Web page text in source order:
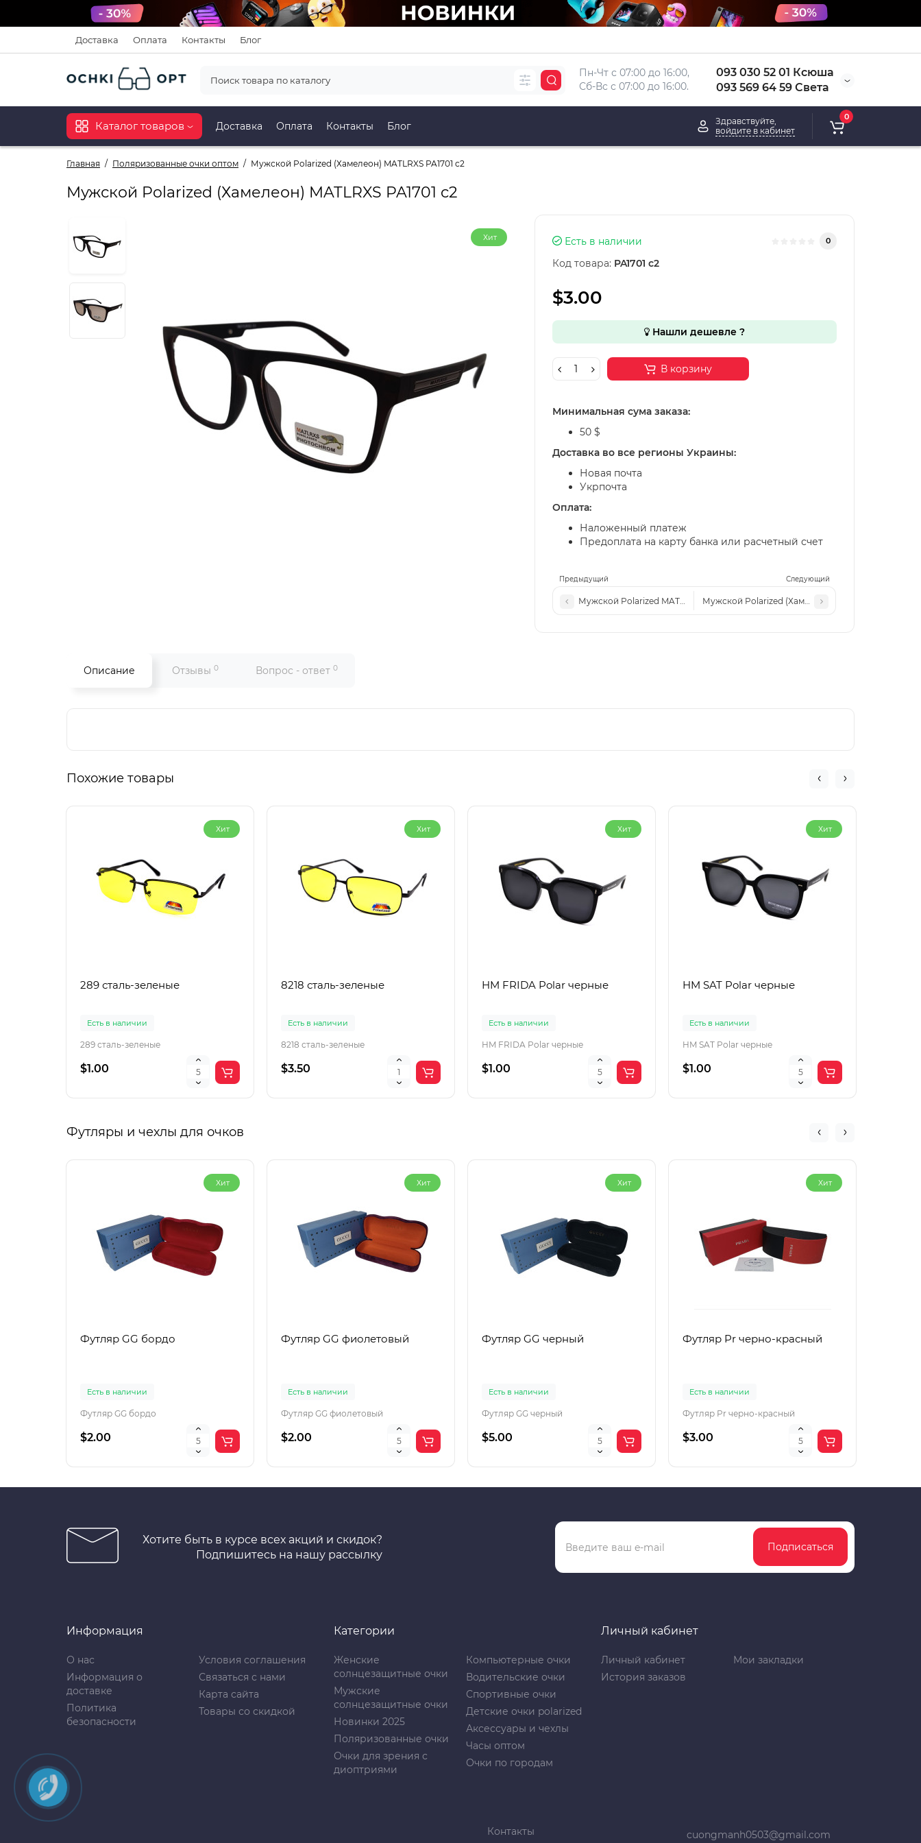
Доставка Оплата Контакты Блог
Пн-Чт с 07:00 до 16:00,
Сб-Вс с 07:00 до 16:00.
093 030 52 01 Ксюша
093 569 64 59 Света
Каталог товаров Доставка Оплата Контакты Блог
Здравствуйте,
войдите в кабинет
0
Главная Поляризованные очки оптом Мужской Polarized (Хамелеон) MATLRXS PA1701 c2
Мужской Polarized (Хамелеон) MATLRXS PA1701 c2
Хит
Предыдущий Следующий
Мужской Polarized MATLRXS PA1701 c3Мужской Polarized (Хамелеон) MATLRXS PA1701 c1
Есть в наличии 0
Код товара: PA1701 c2
$3.00
Нашли дешевле ?
В корзину
Минимальная сума заказа:
50 $
Доставка во все регионы Украины:
Новая почта
Укрпочта
Оплата:
Наложенный платеж
Предоплата на карту банка или расчетный счет
Описание Отзывы 0 Вопрос - ответ 0
Похожие товары
Хит
289 сталь-зеленые
Есть в наличии
289 сталь-зеленые
$1.00
Хит
8218 сталь-зеленые
Есть в наличии
8218 сталь-зеленые
$3.50
Хит
HM FRIDA Polar черные
Есть в наличии
HM FRIDA Polar черные
$1.00
Хит
HM SAT Polar черные
Есть в наличии
HM SAT Polar черные
$1.00
Футляры и чехлы для очков
Хит
Футляр GG бордо
Есть в наличии
Футляр GG бордо
$2.00
Хит
Футляр GG фиолетовый
Есть в наличии
Футляр GG фиолетовый
$2.00
Хит
Футляр GG черный
Есть в наличии
Футляр GG черный
$5.00
Хит
Футляр Pr черно-красный
Есть в наличии
Футляр Pr черно-красный
$3.00
Хотите быть в курсе всех акций и скидок?
Подпишитесь на нашу рассылку
Подписаться
Информация
О нас
Информация о
доставке
Политика
безопасности
Условия соглашения
Связаться с нами
Карта сайта
Товары со скидкой
Категории
Женские
солнцезащитные очки
Мужские
солнцезащитные очки
Новинки 2025
Поляризованные очки
Очки для зрения с
диоптриями
Компьютерные очки
Водительские очки
Спортивные очки
Детские очки polarized
Аксессуары и чехлы
Часы оптом
Очки по городам
Личный кабинет
Личный кабинет
История заказов
Мои закладки
Контакты cuongmanh0503@gmail.com